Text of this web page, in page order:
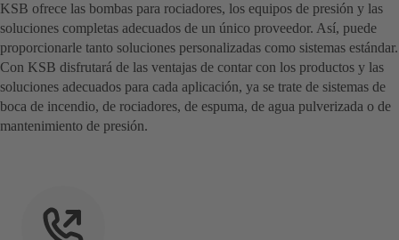
KSB ofrece las bombas para rociadores, los equipos de presión y las
soluciones completas adecuados de un único proveedor. Así, puede
proporcionarle tanto soluciones personalizadas como sistemas estándar.
Con KSB disfrutará de las ventajas de contar con los productos y las
soluciones adecuados para cada aplicación, ya se trate de sistemas de
boca de incendio, de rociadores, de espuma, de agua pulverizada o de
mantenimiento de presión.